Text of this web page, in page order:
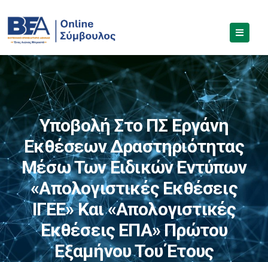
Υποβολή Στο ΠΣ Εργάνη
Εκθέσεων Δραστηριότητας
Μέσω Των Ειδικών Εντύπων
«Απολογιστικές Εκθέσεις
ΙΓΕΕ» Και «Απολογιστικές
Εκθέσεις ΕΠΑ» Πρώτου
Εξαμήνου Του Έτους